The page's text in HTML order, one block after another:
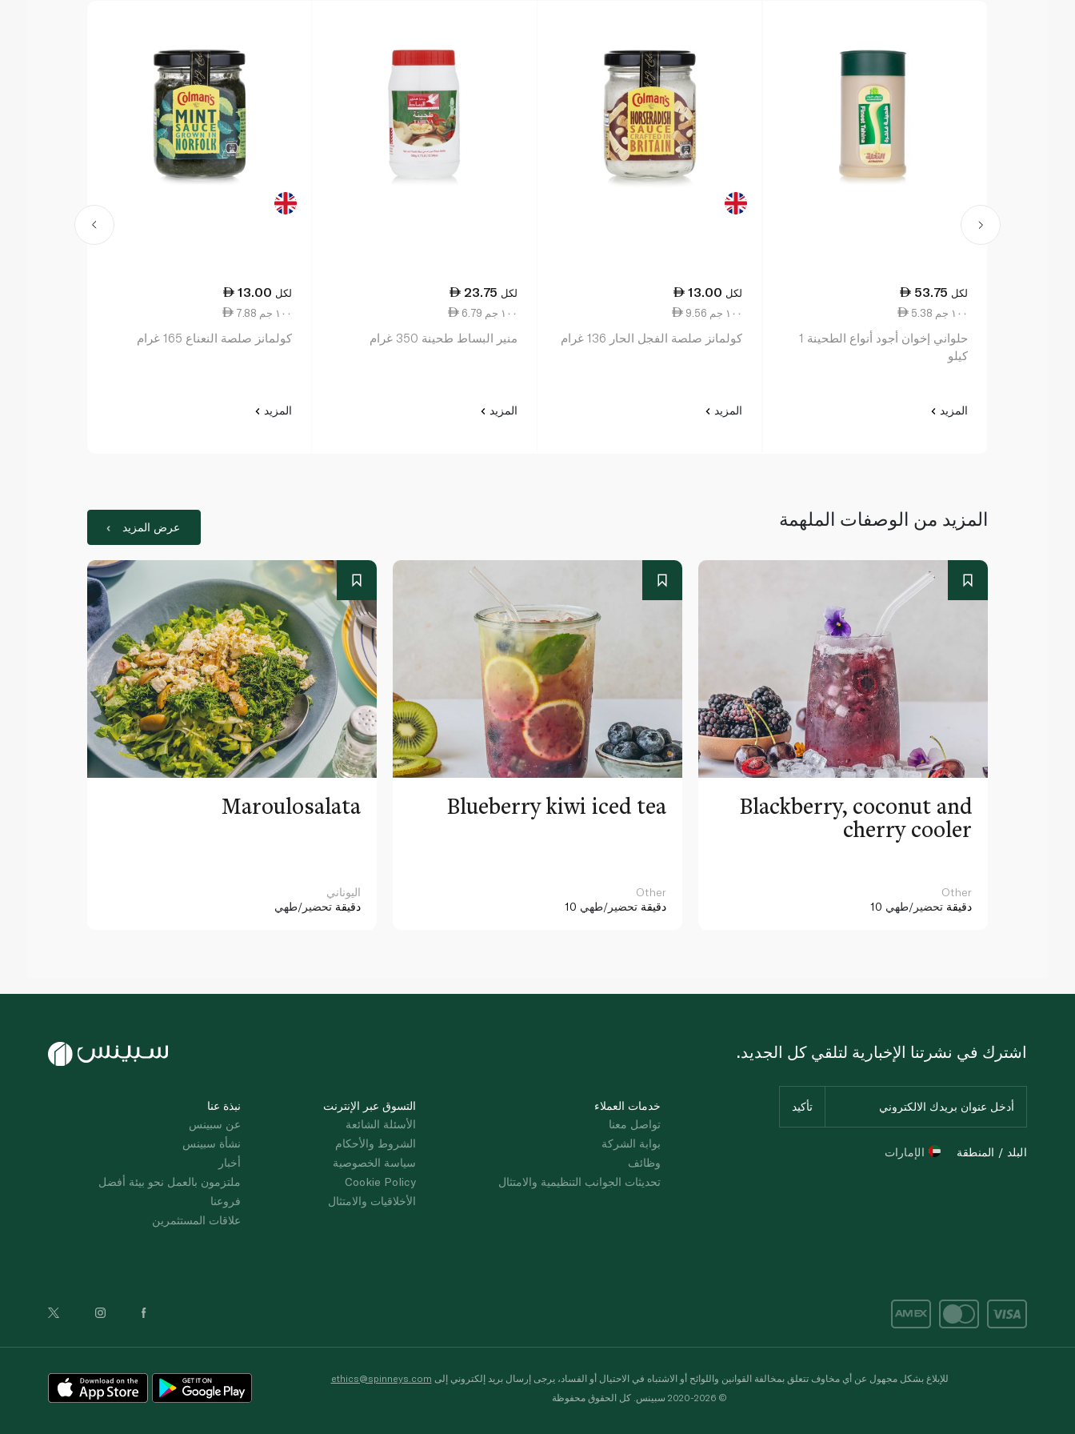
53.75 لكل
5.38 ١٠٠ جم
حلواني إخوان أجود أنواع الطحينة 1
كيلو
المزيد
13.00 لكل
9.56 ١٠٠ جم
كولمانز صلصة الفجل الحار 136 غرام
المزيد
23.75 لكل
6.79 ١٠٠ جم
منير البساط طحينة 350 غرام
المزيد
13.00 لكل
7.88 ١٠٠ جم
كولمانز صلصة النعناع 165 غرام
المزيد
المزيد من الوصفات الملهمة عرض المزيد
Maroulosalata
اليوناني
دقيقة تحضير/طهي
Blueberry kiwi iced tea
Other
10 دقيقة تحضير/طهي
Blackberry, coconut and
cherry cooler
Other
10 دقيقة تحضير/طهي
نبذة عنا
عن سبينس
نشأة سبينس
أخبار
ملتزمون بالعمل نحو بيئة أفضل
فروعنا
علاقات المستثمرين
التسوق عبر الإنترنت
الأسئلة الشائعة
الشروط والأحكام
سياسة الخصوصية
Cookie Policy
الأخلاقيات والامتثال
خدمات العملاء
تواصل معنا
بوابة الشركة
وظائف
تحديثات الجوانب التنظيمية والامتثال
اشترك في نشرتنا الإخبارية لتلقي كل الجديد.
البلد / المنطقة الإمارات
للإبلاغ بشكل مجهول عن أي مخاوف تتعلق بمخالفة القوانين واللوائح أو الاشتباه في الاحتيال أو الفساد، يرجى إرسال بريد إلكتروني إلى ethics@spinneys.com
© 2020-2026 سبينس. كل الحقوق محفوظة